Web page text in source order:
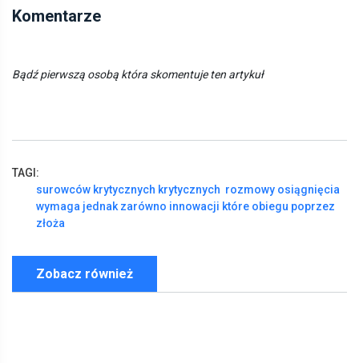
Komentarze
Bądź pierwszą osobą która skomentuje ten artykuł
TAGI:
surowców krytycznych krytycznych rozmowy osiągnięcia
wymaga jednak zarówno innowacji które obiegu poprzez
złoża
Zobacz również